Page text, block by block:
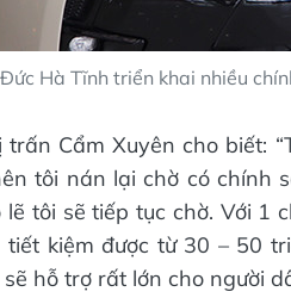
Hà Tĩnh triển khai nhiều
Cẩm Xuyên cho biết:
tôi nán lại chờ có chính
tôi sẽ tiếp tục chờ. Với 1
kiệm được từ 30 – 50
hỗ trợ rất lớn cho người